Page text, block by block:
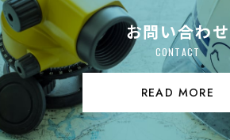
お問い合わせ
CONTACT
READ MORE